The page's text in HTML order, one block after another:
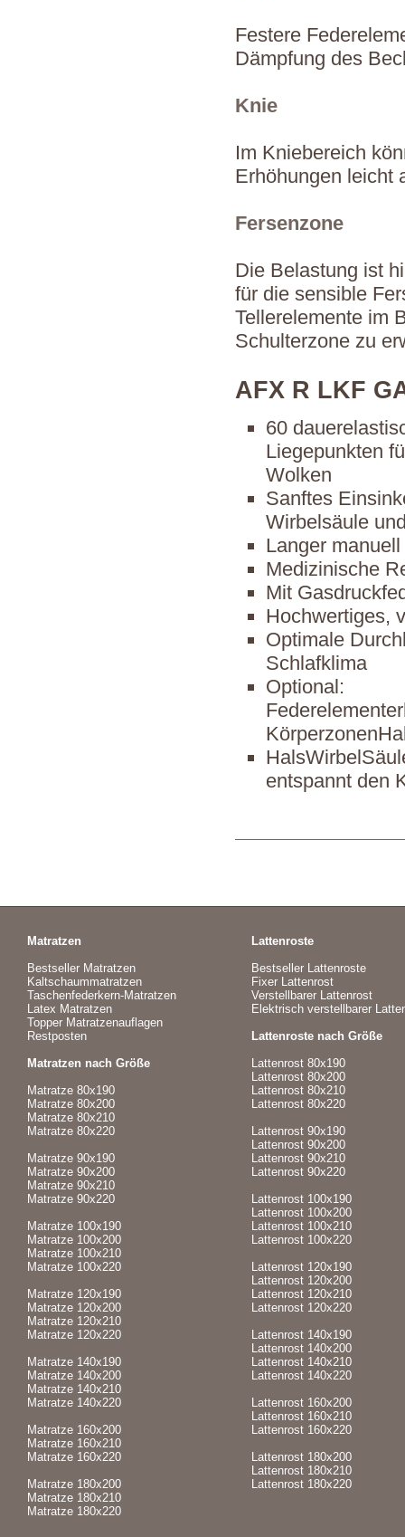
Festere
Dämpfung des
Knie
Im Kniebereich
Erhöhungen leicht
Fersenzone
Die Belastung ist
für die sensible
Tellerelemente im
Schulterzone zu
AFX R LKF
60
Liegepunkten
Wolken
Sanftes
Wirbelsäule
Langer
Medizinische
Mit
Hochwertiges,
Optimale
Schlafklima
Optional:
entspannt den
Matratzen
Bestseller Matratzen
Kaltschaummatratzen
Taschenfederkern-Matratzen
Latex Matratzen
Topper Matratzenauflagen
Restposten
Matratzen nach Größe
Matratze 80x190
Matratze 80x200
Matratze 80x210
Matratze 80x220
Matratze 90x190
Matratze 90x200
Matratze 90x210
Matratze 90x220
Matratze 100x190
Matratze 100x200
Matratze 100x210
Matratze 100x220
Matratze 120x190
Matratze 120x200
Matratze 120x210
Matratze 120x220
Matratze 140x190
Matratze 140x200
Matratze 140x210
Matratze 140x220
Matratze 160x200
Matratze 160x210
Matratze 160x220
Matratze 180x200
Matratze 180x210
Matratze 180x220
Lattenroste
Bestseller Lattenroste
Fixer Lattenrost
Verstellbarer Lattenrost
Elektrisch verstellbarer
Lattenroste nach Größe
Lattenrost 80x190
Lattenrost 80x200
Lattenrost 80x210
Lattenrost 80x220
Lattenrost 90x190
Lattenrost 90x200
Lattenrost 90x210
Lattenrost 90x220
Lattenrost 100x190
Lattenrost 100x200
Lattenrost 100x210
Lattenrost 100x220
Lattenrost 120x190
Lattenrost 120x200
Lattenrost 120x210
Lattenrost 120x220
Lattenrost 140x190
Lattenrost 140x200
Lattenrost 140x210
Lattenrost 140x220
Lattenrost 160x200
Lattenrost 160x210
Lattenrost 160x220
Lattenrost 180x200
Lattenrost 180x210
Lattenrost 180x220